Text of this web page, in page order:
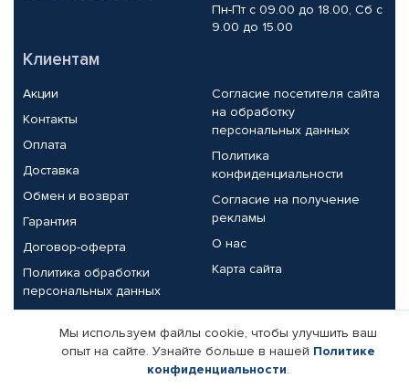
Пн-Пт с 09.00 до 18.00, Сб с
9.00 до 15.00
Клиентам
Акции
Контакты
Оплата
Доставка
Обмен и возврат
Гарантия
Договор-оферта
Политика обработки
персональных данных
Согласие посетителя сайта
на обработку
персональных данных
Политика
конфиденциальности
Согласие на получение
рекламы
О нас
Карта сайта
Партнерам
Корпоративным клиентам
Реквизиты компании
Мы используем файлы cookie, чтобы улучшить ваш
опыт на сайте. Узнайте больше в нашей Политике
конфиденциальности.